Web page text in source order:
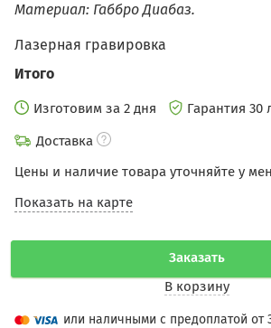
Материал: Габбро Диабаз.
Лазерная гравировка
Итого
Изготовим за 2 дня
Гарантия 30
Доставка
Цены и наличие товара уточняйте у
Показать на карте
Заказать
В корзину
или наличными с предоплатой от